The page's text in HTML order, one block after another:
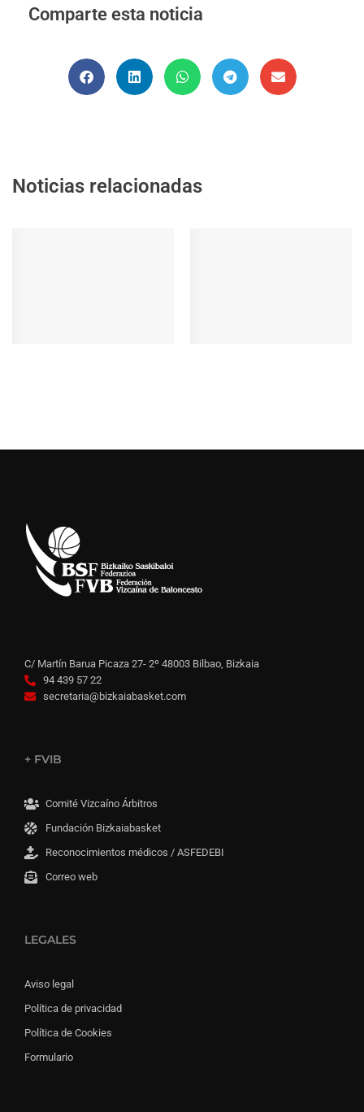
Comparte esta noticia
Noticias relacionadas
C/ Martín Barua Picaza 27- 2º 48003 Bilbao, Bizkaia
94 439 57 22
secretaria@bizkaiabasket.com
+ FVIB
Comité Vizcaíno Árbitros
Fundación Bizkaiabasket
Reconocimientos médicos / ASFEDEBI
Correo web
LEGALES
Aviso legal
Política de privacidad
Política de Cookies
Formulario